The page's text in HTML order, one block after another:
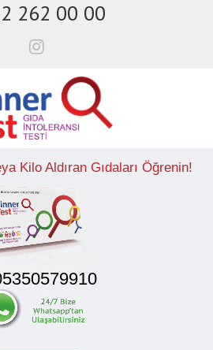
262 00 00
Kilo Aldıran Gıdaları Öğrenin!